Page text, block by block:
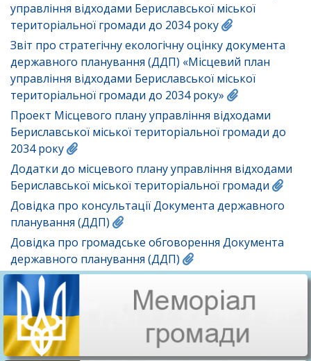
управління відходами Бериславської міської
територіальної громади до 2034 року
Звіт про стратегічну екологічну оцінку документа
державного планування (ДДП) «Місцевий план
управління відходами Бериславської міської
територіальної громади до 2034 року»
Проект Місцевого плану управління відходами
Бериславської міської територіальної громади до
2034 року
Додатки до місцевого плану управління відходами
Бериславської міської територіальної громади
Довідка про консультації Документа державного
планування (ДДП)
Довідка про громадське обговорення Документа
державного планування (ДДП)